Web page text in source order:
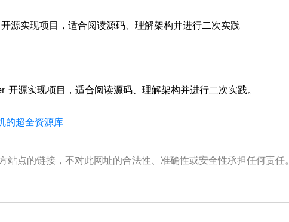
实现项目，适合阅读源码、理解架构并进行二次实践
实现项目，适合阅读源码、理解架构并进行二次实践。
的超全资源库
点的链接，不对此网址的合法性、准确性或安全性承担任何责任。